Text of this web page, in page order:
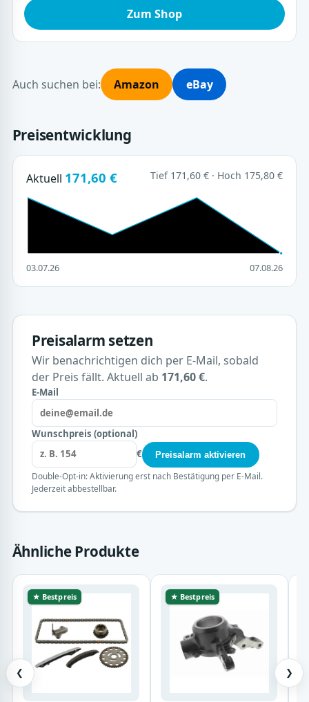
Zum Shop
Auch suchen bei: Amazon eBay
Preisentwicklung
Aktuell 171,60 € Tief 171,60 € · Hoch 175,80 €
03.07.26 07.08.26
Preisalarm setzen
Wir benachrichtigen dich per E-Mail, sobald
der Preis fällt. Aktuell ab 171,60 €.
E-Mail
Wunschpreis (optional)
€
Preisalarm aktivieren
Double-Opt-in: Aktivierung erst nach Bestätigung per E-Mail.
Jederzeit abbestellbar.
Ähnliche Produkte
❮
★ Bestpreis ★ Bestpreis
❯